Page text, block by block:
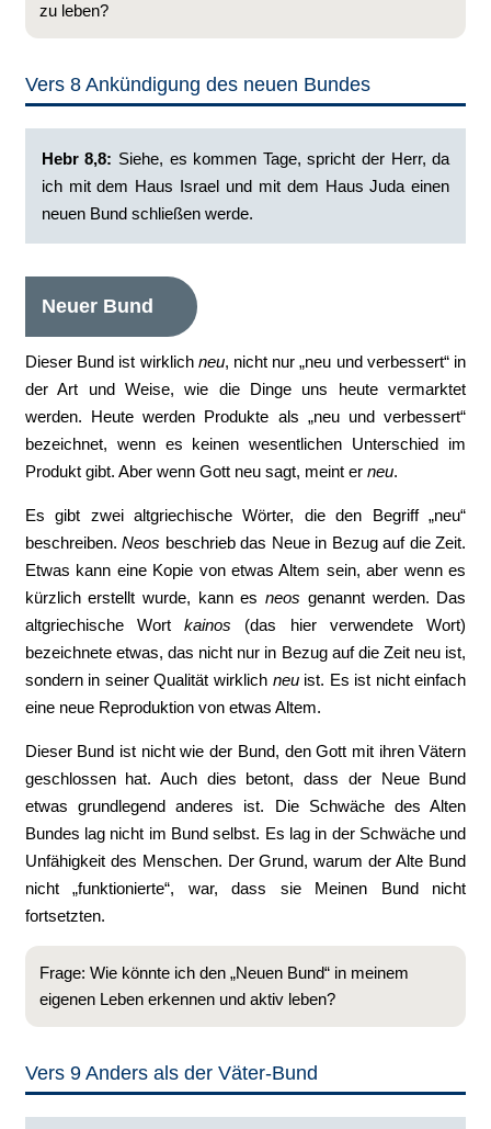
zu leben?
Vers 8 Ankündigung des neuen Bundes
Hebr 8,8: Siehe, es kommen Tage, spricht der Herr, da
ich mit dem Haus Israel und mit dem Haus Juda einen
neuen Bund schließen werde.
Neuer Bund
Dieser Bund ist wirklich neu, nicht nur „neu und verbessert“ in
der Art und Weise, wie die Dinge uns heute vermarktet
werden. Heute werden Produkte als „neu und verbessert“
bezeichnet, wenn es keinen wesentlichen Unterschied im
Produkt gibt. Aber wenn Gott neu sagt, meint er neu.
Es gibt zwei altgriechische Wörter, die den Begriff „neu“
beschreiben.Neos beschrieb das Neue in Bezug auf die Zeit.
Etwas kann eine Kopie von etwas Altem sein, aber wenn es
kürzlich erstellt wurde, kann esneos genannt werden. Das
altgriechische Wortkainos (das hier verwendete Wort)
bezeichnete etwas, das nicht nur in Bezug auf die Zeit neu ist,
sondern in seiner Qualität wirklich neuist. Es ist nicht einfach
eine neue Reproduktion von etwas Altem.
Dieser Bund ist nicht wie der Bund, den Gott mit ihren Vätern
geschlossen hat. Auch dies betont, dass der Neue Bund
etwas grundlegend anderes ist. Die Schwäche des Alten
Bundes lag nicht im Bund selbst. Es lag in der Schwäche und
Unfähigkeit des Menschen. Der Grund, warum der Alte Bund
nicht „funktionierte“, war, dass sie Meinen Bund nicht
fortsetzten.
Frage: Wie könnte ich den „Neuen Bund“ in meinem
eigenen Leben erkennen und aktiv leben?
Vers 9 Anders als der Väter-Bund